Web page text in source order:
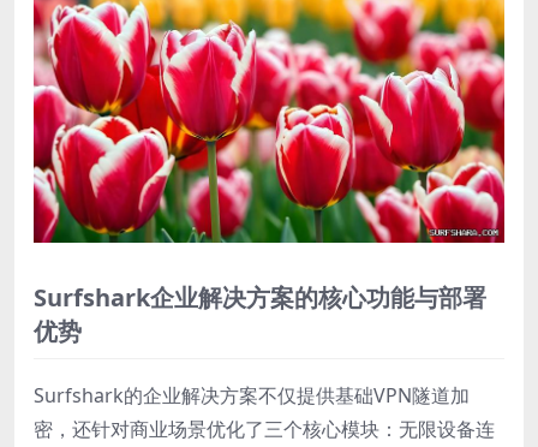
Surfshark企业解决方案的核心功能与部署
优势
Surfshark的企业解决方案不仅提供基础VPN隧道加
密，还针对商业场景优化了三个核心模块：无限设备连